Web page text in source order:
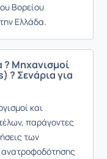
Βορείου
Ελλάδα.
? Μηχανισμοί
Σενάρια για
και
παράγοντες
των
ανατροφοδότησης